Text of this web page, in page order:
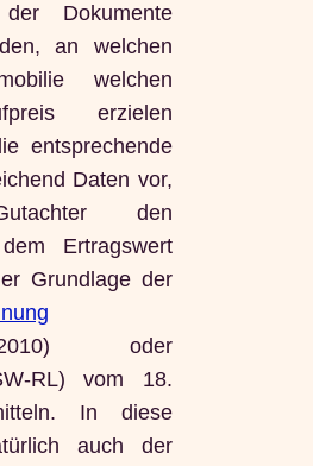
Dokumente
an welchen
welchen
erzielen
entsprechende
Daten vor,
den
Ertragswert
Grundlage der
oder
RL) vom 18.
In diese
auch der